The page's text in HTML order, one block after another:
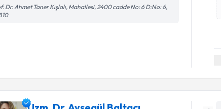
Dr. Ahmet Taner Kışlalı, Mahallesi, 2400 cadde No: 6 D:No: 6,